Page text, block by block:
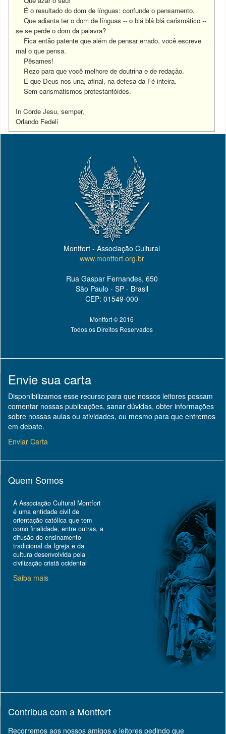
É o resultado do dom de línguas: confunde o pensamento.
Que adianta ter o dom de línguas -- o blá blá blá carismático --
se se perde o dom da palavra?
Fica então patente que além de pensar errado, você escreve
mal o que pensa.
Pêsames!
Rezo para que você melhore de doutrina e de redação.
E que Deus nos una, afinal, na defesa da Fé inteira.
Sem carismatismos protestantóides.
In Corde Jesu, semper,
Orlando Fedeli
Montfort - Associação Cultural
www.montfort.org.br
Rua Gaspar Fernandes, 650
São Paulo - SP - Brasil
CEP: 01549-000
Montfort © 2016
Todos os Direitos Reservados
Envie sua carta
Disponibilizamos esse recurso para que nossos leitores possam
comentar nossas publicações, sanar dúvidas, obter informações
sobre nossas aulas ou atividades, ou mesmo para que entremos
em debate.
Enviar Carta
Quem Somos
A Associação Cultural Montfort
é uma entidade civil de
orientação católica que tem
como finalidade, entre outras, a
difusão do ensinamento
tradicional da Igreja e da
cultura desenvolvida pela
civilização cristã ocidental
Saiba mais
Contribua com a Montfort
Recorremos aos nossos amigos e leitores pedindo que